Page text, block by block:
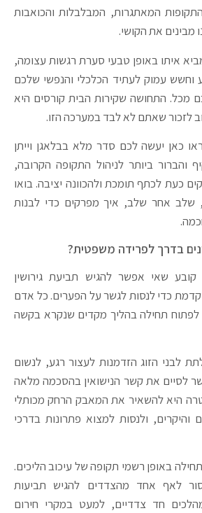
המאתגרות, המבלבלות והכואבות
מבינים את הקושי.
איתו באופן טבעי סערת רגשות עצומה,
וחשש עמוק לעתיד הכלכלי והנפשי שלכם
מכל. התחושה שקירות הבית קורסים היא
לזכור שאתם לא לבד במערכה הזו.
כאן יעשה לכם סדר מלא בבלאגן וייתן
והברור ביותר לניהול התקופה הקרובה,
כעת לכתף תומכת ולהכוונה יציבה. בואו
שלב אחר שלב, איך מפרקים כדי לבנות
בדרך לפרידה משפטית?
שאי אפשר להגיש תביעת גירושין
כדי לנסות לגשר על הפערים. כל אדם
לפתוח תחילה בהליך מקדים שנקרא בקשה
לבני הזוג הזדמנות לעצור רגע, לנשום
לסיים את קשר הנישואין בהסכמה מלאה
היא להשאיר את המאבק הרחק מכותלי
ולנסות למצוא פתרונות בדרכי
באופן רשמי תקופה של עיכוב הליכים.
לאף אחד מהצדדים להגיש תביעות
חד צדדיים, למעט במקרי חירום